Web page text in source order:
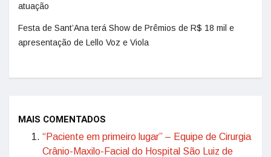
atuação
Festa de Sant’Ana terá Show de Prêmios de R$ 18 mil e
apresentação de Lello Voz e Viola
MAIS COMENTADOS
“Paciente em primeiro lugar” – Equipe de Cirurgia
Crânio-Maxilo-Facial do Hospital São Luiz de